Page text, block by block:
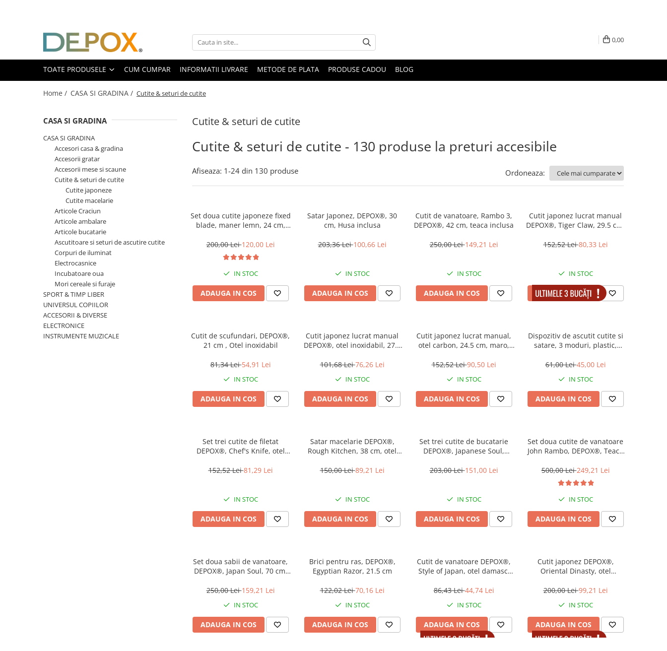
Toate Produsele
SPORT & TIMP LIBER
AUTOAPARARE
Pumnaluri si boxuri
Bastoane telescopice si nunceaguri
Seturi & accesorii autoaparare
VANATOARE, DRUMETII & CAMPING
Cutite vanatoare
Briceaguri fluture & antrenament
Sabii & Macete
Accesorii tactice si sport
Accesori camping & drumetii
Topor camping
Seturi de cutite & accesorii
vanatoare si tactice
BINOCLURI & LUNETE
Prastii profesionale de vanatoare
Rucsacuri si huse
Bile metalice
0,00
TOATE PRODUSELE CUM CUMPAR INFORMATII LIVRARE METODE DE PLATA PRODUSE CADOU BLOG
Home / CASA SI GRADINA / Cutite & seturi de cutite
Cutite & seturi de cutite
Cutite & seturi de cutite - 130 produse la preturi accesibile
CASA SI GRADINA
CASA SI GRADINA
Accesori casa & gradina
Accesorii gratar
Accesorii mese si scaune
Cutite & seturi de cutite
Cutite japoneze
Cutite macelarie
Articole Craciun
Articole ambalare
Articole bucatarie
Ascutitoare si seturi de ascutire cutite
Corpuri de iluminat
Electrocasnice
Incubatoare oua
Mori cereale si furaje
SPORT & TIMP LIBER
UNIVERSUL COPIILOR
ACCESORII & DIVERSE
ELECTRONICE
INSTRUMENTE MUZICALE
Afiseaza: 1-24 din 130 produse Ordoneaza:
Set doua cutite japoneze fixed
blade, maner lemn, 24 cm,
200,00 Lei120,00 Lei
IN STOC
ADAUGA IN COS
Satar Japonez, DEPOX®, 30
cm, Husa inclusa
203,36 Lei100,66 Lei
IN STOC
ADAUGA IN COS
Cutit de vanatoare, Rambo 3,
DEPOX®, 42 cm, teaca inclusa
250,00 Lei149,21 Lei
IN STOC
ADAUGA IN COS
Cutit japonez lucrat manual
DEPOX®, Tiger Claw, 29.5 cm,
152,52 Lei80,33 Lei
IN STOC
ADAUGA IN COS
Cutit de scufundari, DEPOX®,
21 cm , Otel inoxidabil
81,34 Lei54,91 Lei
IN STOC
ADAUGA IN COS
Cutit japonez lucrat manual
DEPOX®, otel inoxidabil, 27.5
101,68 Lei76,26 Lei
IN STOC
ADAUGA IN COS
Cutit japonez lucrat manual,
otel carbon, 24.5 cm, maro,
152,52 Lei90,50 Lei
IN STOC
ADAUGA IN COS
Dispozitiv de ascutit cutite si
satare, 3 moduri, plastic,
61,00 Lei45,00 Lei
IN STOC
ADAUGA IN COS
Set trei cutite de filetat
DEPOX®, Chef's Knife, otel
152,52 Lei81,29 Lei
IN STOC
ADAUGA IN COS
Satar macelarie DEPOX®,
Rough Kitchen, 38 cm, otel
150,00 Lei89,21 Lei
IN STOC
ADAUGA IN COS
Set trei cutite de bucatarie
DEPOX®, Japanese Soul,
maner lemn, maro
203,00 Lei151,00 Lei
IN STOC
ADAUGA IN COS
Set doua cutite de vanatoare
John Rambo, DEPOX®, Teaca
500,00 Lei249,21 Lei
IN STOC
ADAUGA IN COS
Set doua sabii de vanatoare,
DEPOX®, Japan Soul, 70 cm,
250,00 Lei159,21 Lei
IN STOC
ADAUGA IN COS
Brici pentru ras, DEPOX®,
Egyptian Razor, 21.5 cm
122,02 Lei70,16 Lei
IN STOC
ADAUGA IN COS
Cutit de vanatoare DEPOX®,
Style of Japan, otel damasc,
86,43 Lei44,74 Lei
IN STOC
ADAUGA IN COS
Cutit japonez DEPOX®,
Oriental Dinasty, otel
200,00 Lei99,21 Lei
IN STOC
ADAUGA IN COS